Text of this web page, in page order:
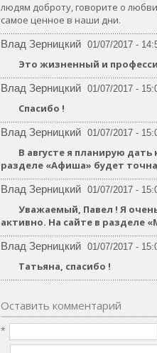
людям доброту, говорите о
самое ценное в наши дни.
Влад Зерницкий 01/07/2017 -
Это жизненный и
Влад Зерницкий 01/07/2017 -
Спасибо !
Влад Зерницкий 01/07/2017 -
В августе я планирую
разделе «Афиша» будет
Влад Зерницкий 01/07/2017 -
Уважаемый, Павел ! Я
активно. На сайте в разделе
Влад Зерницкий 01/07/2017 -
Татьяна, спасибо !
Оставить комментарий
*